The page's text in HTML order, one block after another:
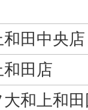
田中央店
田店
和上和